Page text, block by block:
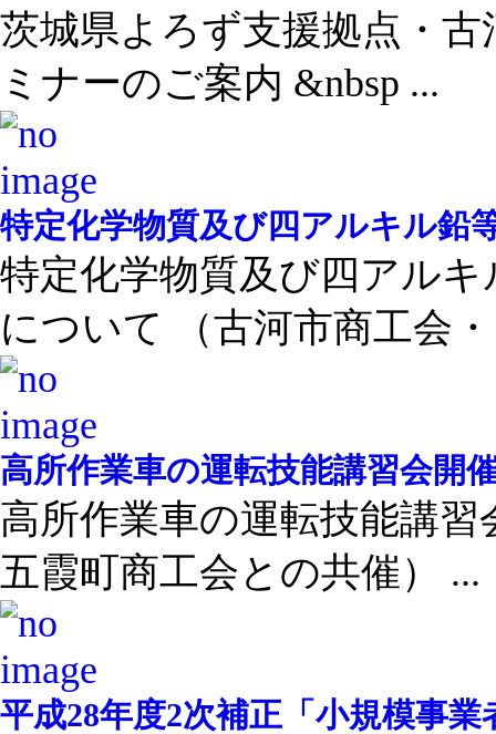
茨城県よろず支援拠点・
ミナーのご案内 &nbsp ...
特定化学物質及び四アルキル鉛
特定化学物質及び四アル
について （古河市商工会
高所作業車の運転技能講習会開
高所作業車の運転技能講
五霞町商工会との共催） ...
平成28年度2次補正「小規模事